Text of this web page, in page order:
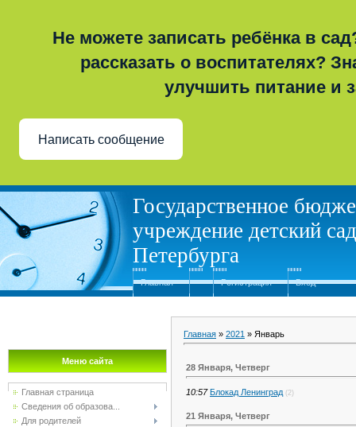
Не можете записать ребёнка в
рассказать о воспитателях?
улучшить питание и
Написать сообщение
Государственное
учреждение детский
Петербурга
Главная Регистрация Вход
Меню сайта
Главная страница
Сведения об образова...
Для родителей
Главная » 2021 » Январь
28 Января, Четверг
10:57 Блокад Ленинград (2)
21 Января, Четверг